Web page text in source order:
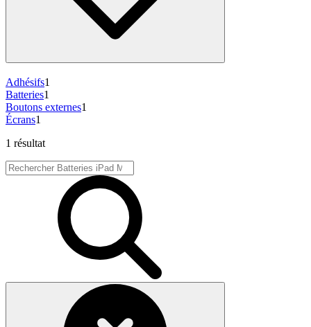
Adhésifs1
Batteries1
Boutons externes1
Écrans1
1 résultat